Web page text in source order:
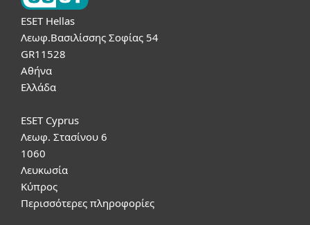
ESET Hellas
Λεωφ.Βασιλίσσης Σοφίας 54
GR11528
Αθήνα
Ελλάδα
ESET Cyprus
Λεωφ. Στασίνου 6
1060
Λευκωσία
Κύπρος
Περισσότερες πληροφορίες